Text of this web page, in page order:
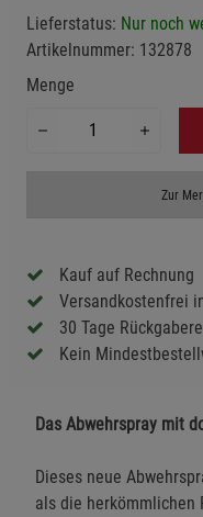
Lieferstatus: Nur noch
Artikelnummer: 132878
Menge
Zur
Kauf auf Rechnung
Versandkostenfrei
30 Tage
Kein
Das Abwehrspray mit
Dieses neue
als die herkömmlichen